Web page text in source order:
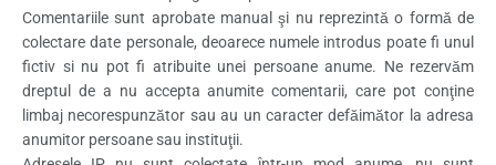
Comentariile sunt aprobate manual şi nu reprezintă o formă de
colectare date personale, deoarece numele introdus poate fi unul
fictiv si nu pot fi atribuite unei persoane anume. Ne rezervăm
dreptul de a nu accepta anumite comentarii, care pot conţine
limbaj necorespunzător sau au un caracter defăimător la adresa
anumitor persoane sau instituţii.